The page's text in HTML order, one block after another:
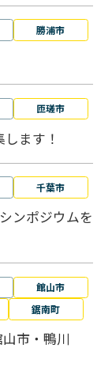
勝浦市
匝瑳市
ます！
千葉市
ンポジウムを
館山市
鋸南町
市・鴨川